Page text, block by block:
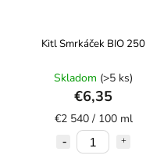
Kitl Smrkáček BIO 250
Skladom (>5 ks)
€6,35
€2 540 / 100 ml